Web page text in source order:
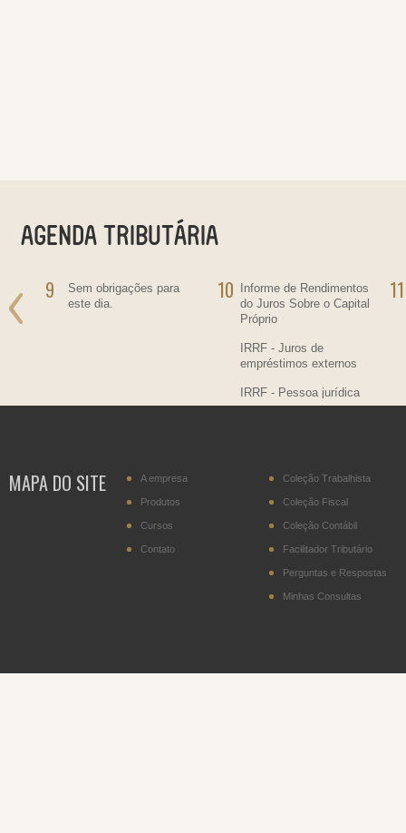
9
Sem obrigações para
este dia.
10
Informe de Rendimentos
do Juros Sobre o Capital
Próprio
IRRF - Juros de
empréstimos externos
IRRF - Pessoa jurídica
residente no País,
IPI - Cigarros (posição
2402.20)
DITR - Declaração do
Imposto sobre a
11
MAPA DO SITE A empresa
Produtos
Cursos
Contato
Coleção Trabalhista
Coleção Fiscal
Coleção Contábil
Facilitador Tributário
Perguntas e Respostas
Minhas Consultas